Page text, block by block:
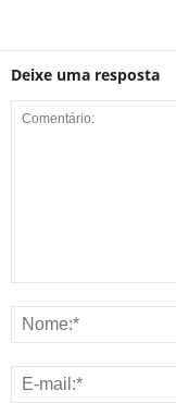
Deixe uma resposta